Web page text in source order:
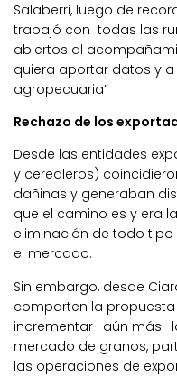
Salaberri, luego de
trabajó con todas las
abiertos al
quiera aportar datos y
agropecuaria”
Rechazo de los
Desde las entidades
y cerealeros)
dañinas y generaban
que el camino es y era
eliminación de todo
el mercado.
Sin embargo, desde
comparten la propuesta
incrementar -aún más-
mercado de granos,
las operaciones de